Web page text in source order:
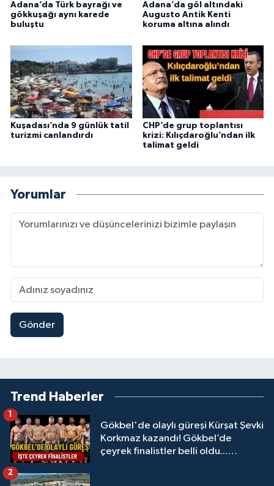
Adana’da Türk bayrağı ve
gökkuşağı aynı karede
buluştu
Adana’da göl altındaki
Augusto Antik Kenti
koruma altına alındı
Kuşadası’nda 9 günlük tatil
turizmi canlandırdı
CHP’de grup toplantısı
krizi: Kılıçdaroğlu’ndan ilk
talimat geldi
Yorumlar
Gönder
Trend Haberler
Gökbel'de olaylı güreşi Kürşat Şevki
Korkmaz kazandı! Gökbel’de
çeyrek finalistler belli oldu...
1
2